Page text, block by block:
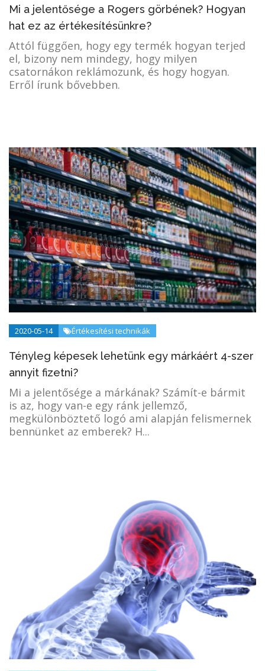
Mi a jelentősége a Rogers görbének? Hogyan
hat ez az értékesítésünkre?
Attól függően, hogy egy termék hogyan terjed
el, bizony nem mindegy, hogy milyen
csatornákon reklámozunk, és hogy hogyan.
Erről írunk bővebben.
2020-05-14 Értékesítési technikák
Tényleg képesek lehetünk egy márkáért 4-szer
annyit fizetni?
Mi a jelentősége a márkának? Számít-e bármit
is az, hogy van-e egy ránk jellemző,
megkülönböztető logó ami alapján felismernek
bennünket az emberek? H...